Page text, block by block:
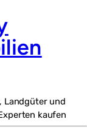
Landgüter und
kaufen